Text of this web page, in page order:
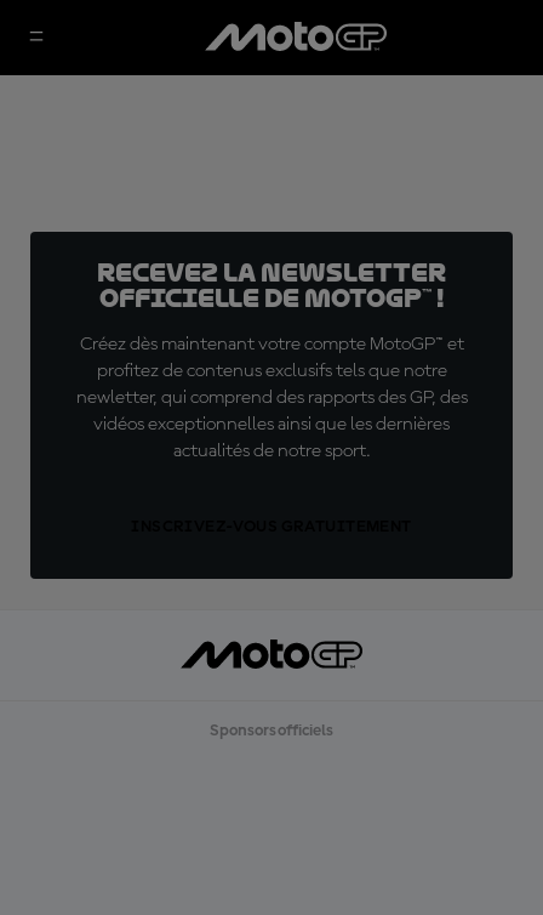
Recevez la Newsletter
officielle de MotoGP™ !
Créez dès maintenant votre compte MotoGP™ et
profitez de contenus exclusifs tels que notre
newletter, qui comprend des rapports des GP, des
vidéos exceptionnelles ainsi que les dernières
actualités de notre sport.
Sponsors officiels